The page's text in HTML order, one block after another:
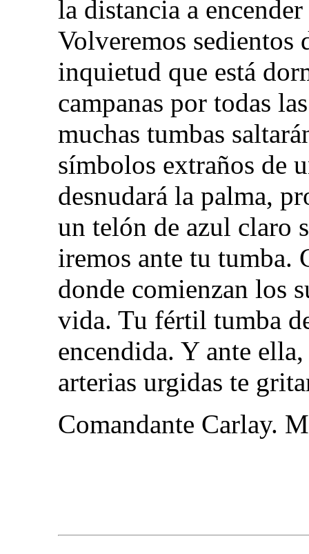
la distancia a
Volveremos sedientos
inquietud que está
campanas por todas
muchas tumbas
símbolos extraños de
desnudará la palma,
un telón de azul claro
iremos ante tu tumba.
donde comienzan los
vida. Tu fértil tumba
encendida. Y ante
arterias urgidas te
Comandante Carlay.